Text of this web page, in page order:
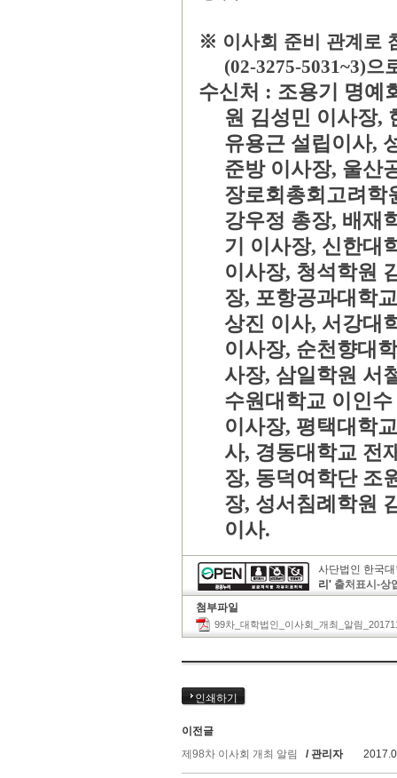
※ 이사회 준비 관계로
(02-3275-5031~3)으
수신처 : 조용기 명예
원 김성민 이사장,
유용근 설립이사,
준방 이사장, 울산
장로회총회고려학
강우정 총장, 배재
기 이사장, 신한대
이사장, 청석학원
장, 포항공과대학
상진 이사, 서강대
이사장, 순천향대
사장, 삼일학원 서
수원대학교 이인
이사장, 평택대학
사, 경동대학교 전
장, 동덕여학단 조
장, 성서침례학원
이사.
사단법인 한국
리' 출처표시-상
첨부파일
99차_대학법인_이사회_개최_알림
인쇄하기
이전글
제98차 이사회 개최 알림
/ 관리자